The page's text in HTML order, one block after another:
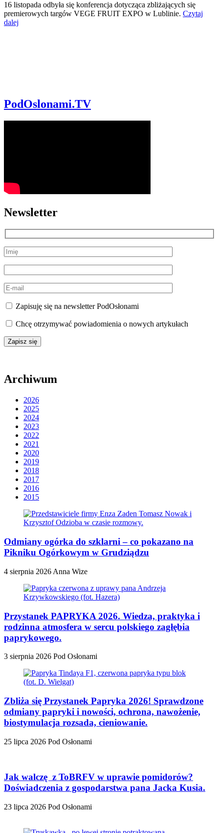
16 listopada odbyła się konferencja dotycząca zbliżających się
premierowych targów VEGE FRUIT EXPO w Lublinie. Czytaj
dalej
PodOslonami.TV
Newsletter
Zapisuję się na newsletter PodOsłonami
Chcę otrzymywać powiadomienia o nowych artykułach
Archiwum
2026
2025
2024
2023
2022
2021
2020
2019
2018
2017
2016
2015
Odmiany ogórka do szklarni – co pokazano na
Pikniku Ogórkowym w Grudziądzu
4 sierpnia 2026 Anna Wize
Przystanek PAPRYKA 2026. Wiedza, praktyka i
rodzinna atmosfera w sercu polskiego zagłębia
paprykowego.
3 sierpnia 2026 Pod Osłonami
Zbliża się Przystanek Papryka 2026! Sprawdzone
odmiany papryki i nowości, ochrona, nawożenie,
biostymulacja rozsada, cieniowanie.
25 lipca 2026 Pod Osłonami
Jak walczę z ToBRFV w uprawie pomidorów?
Doświadczenia z gospodarstwa pana Jacka Kusia.
23 lipca 2026 Pod Osłonami